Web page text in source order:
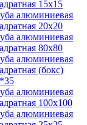
15х15
алюминиевая
20х20
алюминиевая
80х80
алюминиевая
(бокс)
алюминиевая
100х100
алюминиевая